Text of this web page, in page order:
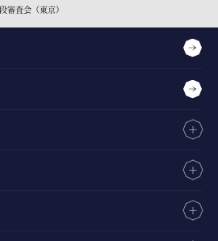
審査会（東京）